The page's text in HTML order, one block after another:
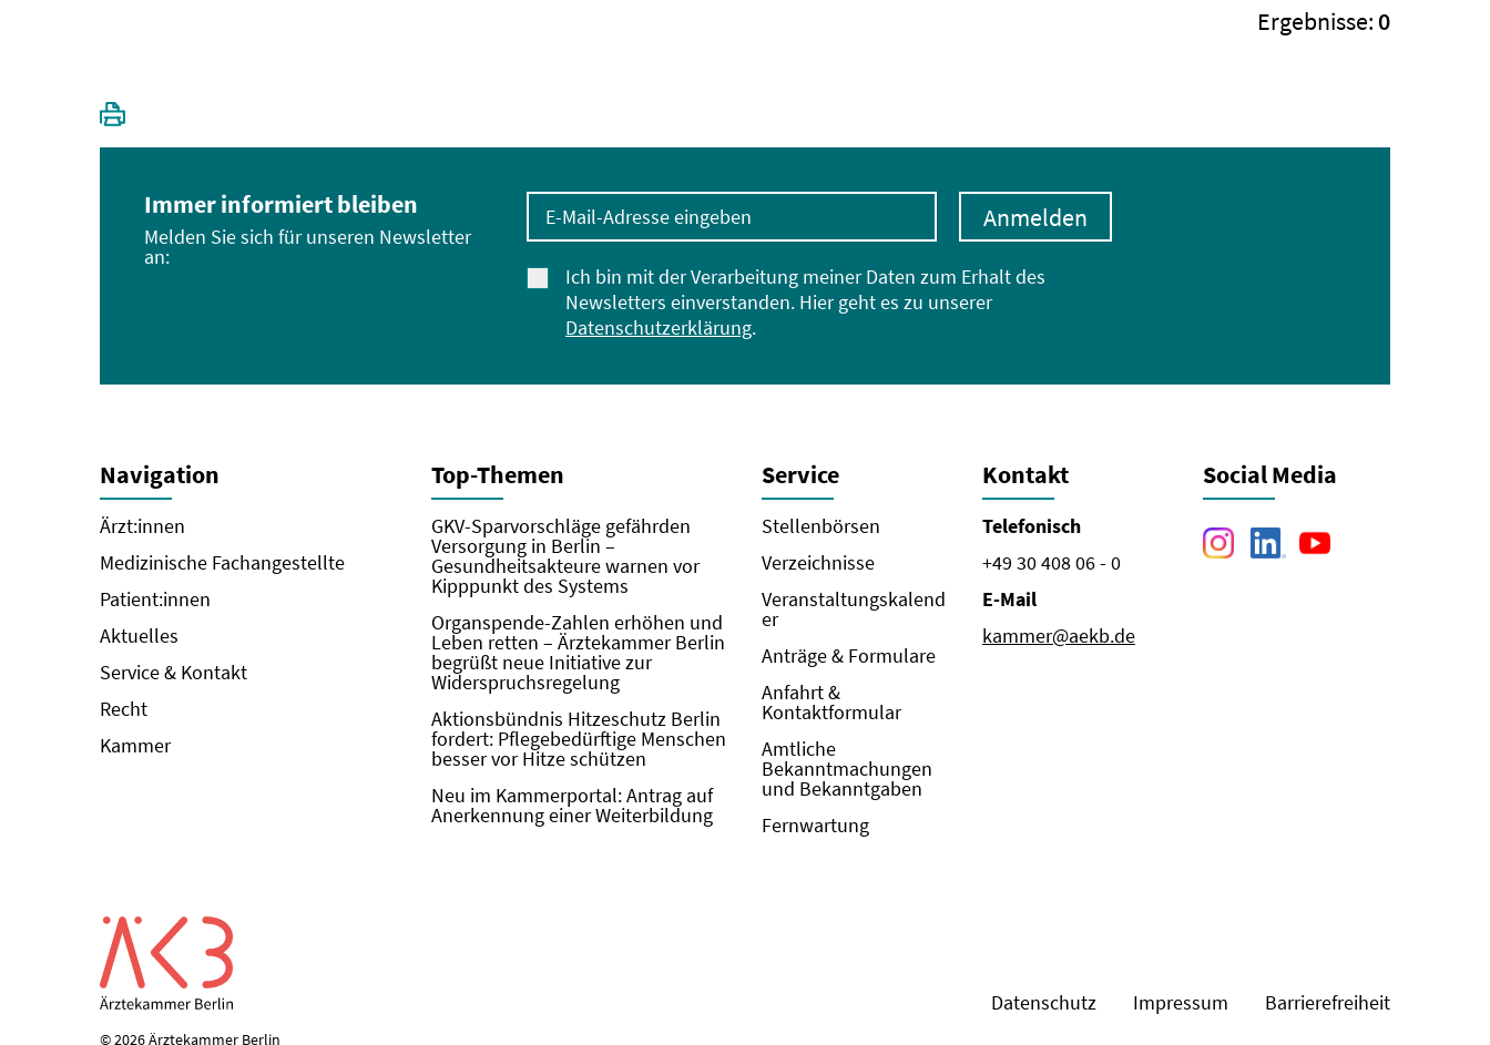
Ergebnisse:0
Immer informiert bleiben
Melden Sie sich für unseren Newsletter
an:
E-Mail-Adresse eingeben
Ich bin mit der Verarbeitung meiner Daten zum Erhalt des
Newsletters einverstanden. Hier geht es zu unserer
Datenschutzerklärung.
Anmelden
Navigation
Ärzt:innen
Medizinische Fachangestellte
Patient:innen
Aktuelles
Service & Kontakt
Recht
Kammer
Top-Themen
GKV-Sparvorschläge gefährden
Versorgung in Berlin –
Gesundheitsakteure warnen vor
Kipppunkt des Systems
Organspende-Zahlen erhöhen und
Leben retten – Ärztekammer Berlin
begrüßt neue Initiative zur
Widerspruchsregelung
Aktionsbündnis Hitzeschutz Berlin
fordert: Pflegebedürftige Menschen
besser vor Hitze schützen
Neu im Kammerportal: Antrag auf
Anerkennung einer Weiterbildung
Service
Stellenbörsen
Verzeichnisse
Veranstaltungskalend
er
Anträge & Formulare
Anfahrt &
Kontaktformular
Amtliche
Bekanntmachungen
und Bekanntgaben
Fernwartung
Kontakt
Telefonisch
+49 30 408 06 - 0
E-Mail
kammer@aekb.de
Social Media
Datenschutz Impressum Barrierefreiheit
© 2026 Ärztekammer Berlin